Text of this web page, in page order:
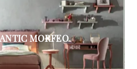
MORFEO